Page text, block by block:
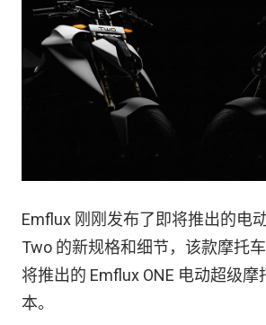
Emflux 刚刚发布了即将推出的电
Two 的新规格和细节，该款摩托
将推出的 Emflux ONE 电动超级摩
本。